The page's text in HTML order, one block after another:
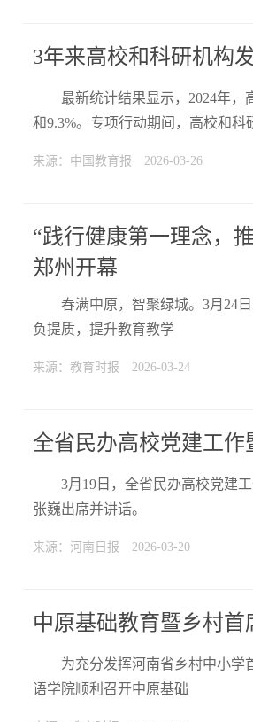
3年来高校和科研机构
最新统计结果显示，2024年，
和9.3%。专项行动期间，高校和科
来源：中国教育报 2026-03-26
“践行健康第一理念，
郑州开幕
春满中原，智聚绿城。3月24
负提质，提升教育教学
来源：教育时报 2026-03-24
全省民办高校党建工
3月19日，全省民办高校党建
张巍出席并讲话。
来源：河南日报 2026-03-20
中原基础教育暨乡村
为充分发挥河南省乡村中小学
语学院顺利召开中原基础